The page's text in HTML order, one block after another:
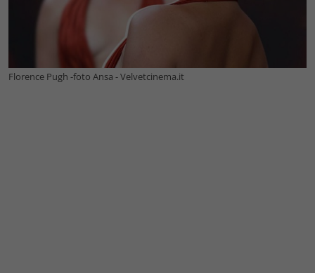
Florence Pugh -foto Ansa - Velvetcinema.it